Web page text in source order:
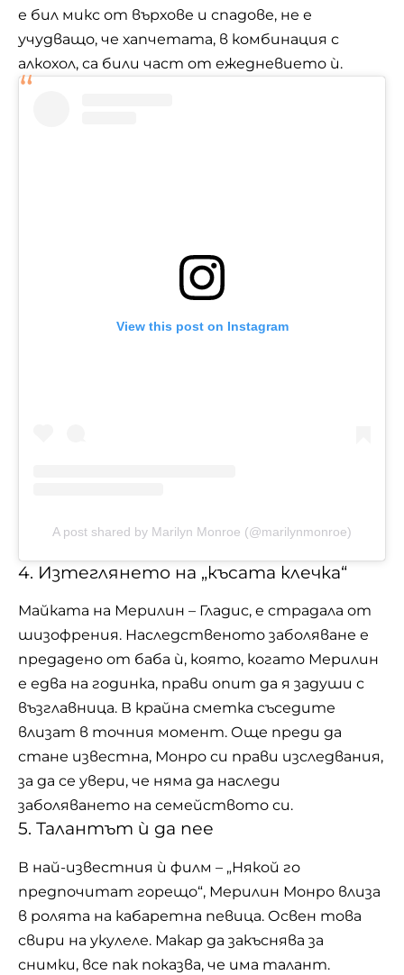
е бил микс от върхове и спадове, не е
учудващо, че хапчетата, в комбинация с
алкохол, са били част от ежедневието ѝ.
View this post on Instagram
A post shared by Marilyn Monroe (@marilynmonroe)
4. Изтеглянето на „късата клечка“
Майката на Мерилин – Гладис, е страдала от
шизофрения. Наследственото заболяване е
предадено от баба ѝ, която, когато Мерилин
е едва на годинка, прави опит да я задуши с
възглавница. В крайна сметка съседите
влизат в точния момент. Още преди да
стане известна, Монро си прави изследвания,
за да се увери, че няма да наследи
заболяването на семейството си.
5. Талантът ѝ да пее
В най-известния ѝ филм – „Някой го
предпочитат горещо“, Мерилин Монро влиза
в ролята на кабаретна певица. Освен това
свири на укулеле. Макар да закъснява за
снимки, все пак показва, че има талант.